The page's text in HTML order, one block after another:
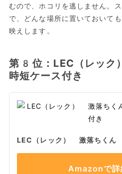
むので、ホコリを逃しません。
で、どんな場所に置いておいて
映えします。
第8位：LEC（レッ
時短ケース付き
LEC（レック） 激落ちくん
Amazonで詳